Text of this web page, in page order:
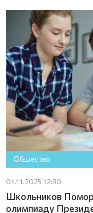
Общество
01.11.2025 12:30
Школьников
олимпиаду